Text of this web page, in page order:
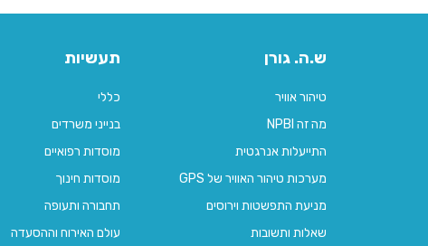
ש.ה. גורן
טיהור אוויר
מה זה NPBI
התייעלות אנרגטית
מערכות טיהור האוויר של GPS
מניעת התפשטות וירוסים
שאלות ותשובות
תעשיות
כללי
בנייני משרדים
מוסדות רפואיים
מוסדות חינוך
תחבורה ותעופה
עולם האירוח וההסעדה